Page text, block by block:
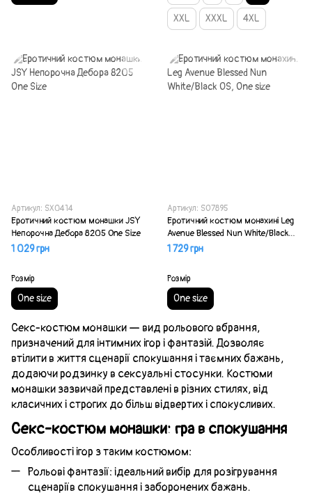
XXL XXXL 4XL
Артикул: SX0414
Еротичний костюм монашки JSY
Непорочна Дебора 8205 One Size
1 029 грн
Розмір
One size
Артикул: SO7895
Еротичний костюм монахині Leg
Avenue Blessed Nun White/Black
OS
1 729 грн
Розмір
One size
Секс-костюм монашки — вид рольового вбрання,
призначений для інтимних ігор і фантазій. Дозволяє
втілити в життя сценарії спокушання і таємних бажань,
додаючи родзинку в сексуальні стосунки. Костюми
монашки зазвичай представлені в різних стилях, від
класичних і строгих до більш відвертих і спокусливих.
Секс-костюм монашки: гра в спокушання
Особливості ігор з таким костюмом:
Рольові фантазії: ідеальний вибір для розігрування
сценаріїв спокушання і заборонених бажань.